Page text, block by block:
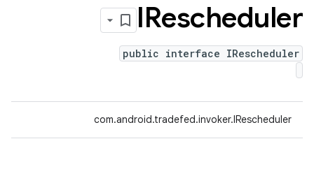
IRescheduler
public interface IRescheduler
com.android.tradefed.invoker.IRescheduler